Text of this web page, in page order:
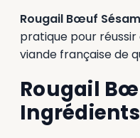
Rougail Bœuf
pratique pour
viande française de
Rougail
Ingrédients